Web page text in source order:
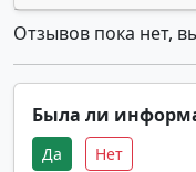
Отзывов пока нет,
Была ли
Да Нет